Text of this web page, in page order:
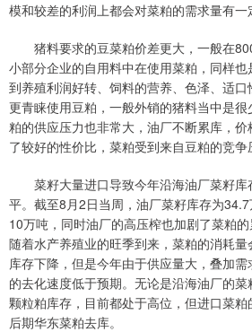
模和较差的利润上都会对菜粕的需求量有一
猪料要求的豆菜粕价差更大，一般在
小部分企业的自用料中在使用菜粕，同样
到养殖利润好转、饲料的营养、色泽、适
更青睐使用豆粕，一般外销的猪料当中是
粕的供应压力也非常大，油厂不断累库，
了较好的性价比，菜粕受到来自豆粕的竞争
菜籽大量进口导致今年沿海油厂菜籽库
平。截至8月2日当周，油厂菜籽库存为
10万吨，同时油厂的高压榨也加剧了菜粕的
随着水产养殖业的旺季到来，菜粕的消耗
库存下降，但是今年由于供应量大，叠加
的去化速度低于预期。无论是沿海油厂的
颗粒粕库存，目前都处于高位，但进口菜
后期华东菜粕去库。